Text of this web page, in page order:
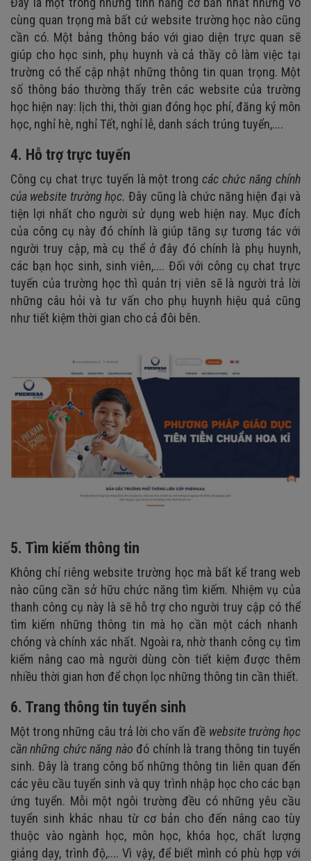
cùng quan trọng mà bất cứ website trường học nào cũng
cần có. Một bảng thông báo với giao diện trực quan sẽ
giúp cho học sinh, phụ huynh và cả thầy cô làm việc tại
trường có thể cập nhật những thông tin quan trọng. Một
số thông báo thường thấy trên các website của trường
học hiện nay: lịch thi, thời gian đóng học phí, đăng ký môn
học, nghỉ hè, nghỉ Tết, nghỉ lễ, danh sách trúng tuyển,....
4. Hỗ trợ trực tuyến
Công cụ chat trực tuyến là một trong các chức năng chính
của website trường học. Đây cũng là chức năng hiện đại và
tiện lợi nhất cho người sử dụng web hiện nay. Mục đích
của công cụ này đó chính là giúp tăng sự tương tác với
người truy cập, mà cụ thể ở đây đó chính là phụ huynh,
các bạn học sinh, sinh viên,.... Đối với công cụ chat trực
tuyến của trường học thì quản trị viên sẽ là người trả lời
những câu hỏi và tư vấn cho phụ huynh hiệu quả cũng
như tiết kiệm thời gian cho cả đôi bên.
5. Tìm kiếm thông tin
Không chỉ riêng website trường học mà bất kể trang web
nào cũng cần sở hữu chức năng tìm kiếm. Nhiệm vụ của
thanh công cụ này là sẽ hỗ trợ cho người truy cập có thể
tìm kiếm những thông tin mà họ cần một cách nhanh
chóng và chính xác nhất. Ngoài ra, nhờ thanh công cụ tìm
kiếm nâng cao mà người dùng còn tiết kiệm được thêm
nhiều thời gian hơn để chọn lọc những thông tin cần thiết.
6. Trang thông tin tuyển sinh
Một trong những câu trả lời cho vấn đề website trường học
cần những chức năng nào đó chính là trang thông tin tuyển
sinh. Đây là trang công bố những thông tin liên quan đến
các yêu cầu tuyển sinh và quy trình nhập học cho các bạn
ứng tuyển. Mỗi một ngôi trường đều có những yêu cầu
tuyển sinh khác nhau từ cơ bản cho đến nâng cao tùy
thuộc vào ngành học, môn học, khóa học, chất lượng
giảng dạy, trình độ,.... Vì vậy, để biết mình có phù hợp với